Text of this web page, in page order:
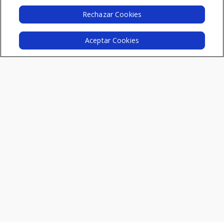
I Edición
Recursos
Rechazar Cookies
Aceptar Cookies